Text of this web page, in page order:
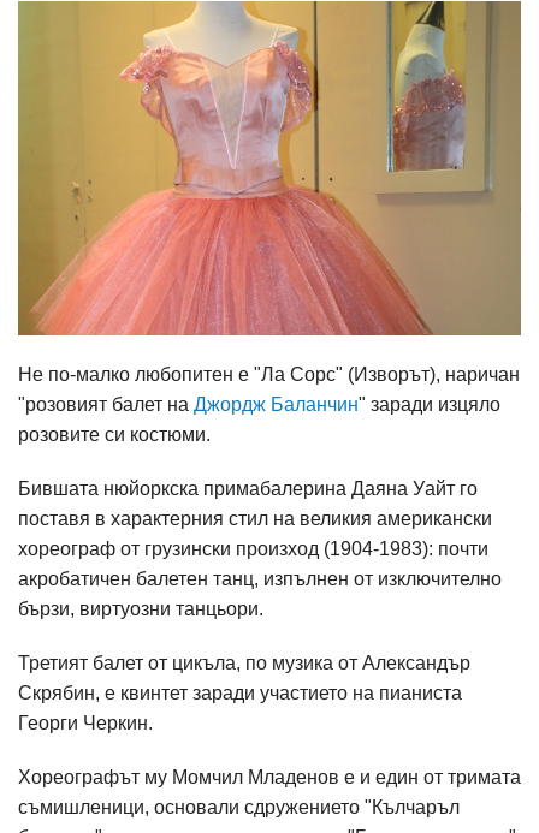
Не по-малко любопитен е "Ла Сорс" (Изворът), наричан
"розовият балет на Джордж Баланчин" заради изцяло
розовите си костюми.
Бившата нюйоркска примабалерина Даяна Уайт го
поставя в характерния стил на великия американски
хореограф от грузински произход (1904-1983): почти
акробатичен балетен танц, изпълнен от изключително
бързи, виртуозни танцьори.
Третият балет от цикъла, по музика от Александър
Скрябин, е квинтет заради участието на пианиста
Георги Черкин.
Хореографът му Момчил Младенов е и един от тримата
съмишленици, основали сдружението "Кълчаръл